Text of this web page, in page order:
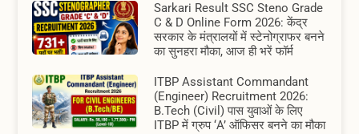
Sarkari Result SSC Steno Grade
C & D Online Form 2026: केंद्र
सरकार के मंत्रालयों में स्टेनोग्राफर बनने
का सुनहरा मौका, आज ही भरें फॉर्म
ITBP Assistant Commandant
(Engineer) Recruitment 2026:
B.Tech (Civil) पास युवाओं के लिए
ITBP में ग्रुप ‘A’ ऑफिसर बनने का मौका